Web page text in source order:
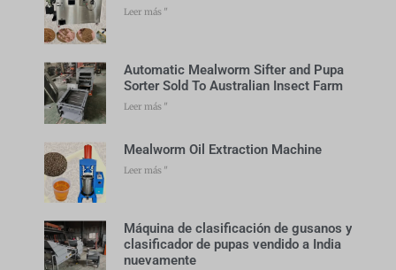
Leer más "
Automatic Mealworm Sifter and Pupa
Sorter Sold To Australian Insect Farm
Leer más "
Mealworm Oil Extraction Machine
Leer más "
Máquina de clasificación de gusanos y
clasificador de pupas vendido a India
nuevamente